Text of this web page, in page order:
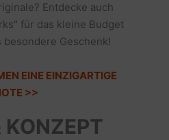
Entdecke auch
für das kleine Budget
besondere Geschenk!
EINE EINZIGARTIGE
>>
KONZEPT